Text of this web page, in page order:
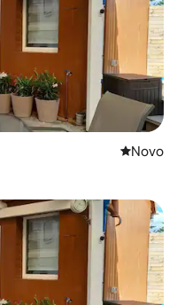
Novi
Novo